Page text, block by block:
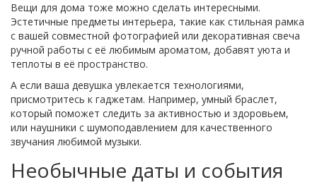
Вещи для дома тоже можно сделать интересными.
Эстетичные предметы интерьера, такие как стильная рамка
с вашей совместной фотографией или декоративная свеча
ручной работы с её любимым ароматом, добавят уюта и
теплоты в её пространство.
А если ваша девушка увлекается технологиями,
присмотритесь к гаджетам. Например, умный браслет,
который поможет следить за активностью и здоровьем,
или наушники с шумоподавлением для качественного
звучания любимой музыки.
Необычные даты и события